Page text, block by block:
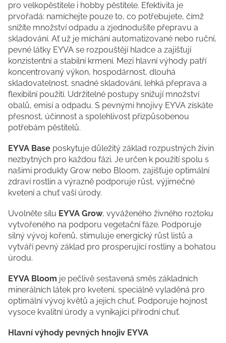
pro velkopěstitele i hobby pěstitele. Efektivita je
prvořadá: namíchejte pouze to, co potřebujete, čímž
snížíte množství odpadu a zjednodušíte přepravu a
skladování. Ať už je míchání automatizované nebo ruční,
pevné látky EYVA se rozpouštějí hladce a zajišťují
konzistentní a stabilní krmení. Mezi hlavní výhody patří
koncentrovaný výkon, hospodárnost, dlouhá
skladovatelnost, snadné skladování, lehká přeprava a
flexibilní použití. Udržitelné postupy snižují množství
obalů, emisí a odpadu. S pevnými hnojivy EYVA získáte
přesnost, účinnost a spolehlivost přizpůsobenou
potřebám pěstitelů.
EYVA Base poskytuje důležitý základ rozpustných živin
nezbytných pro každou fázi. Je určen k použití spolu s
našimi produkty Grow nebo Bloom, zajišťuje optimální
zdraví rostlin a výrazně podporuje růst, výjimečné
kvetení a chuť vaší úrody.
Uvolněte sílu EYVA Grow, vyváženého živného roztoku
vytvořeného na podporu vegetační fáze. Podporuje
silný vývoj kořenů, stimuluje energický růst listů a
vytváří pevný základ pro prosperující rostliny a bohatou
úrodu.
EYVA Bloom je pečlivě sestavená směs základních
minerálních látek pro kvetení, speciálně vyladěná pro
optimální vývoj květů a jejich chuť. Podporuje hojnost
vysoce kvalitní úrody a vynikající přírodní chuť.
Hlavní výhody pevných hnojiv EYVA